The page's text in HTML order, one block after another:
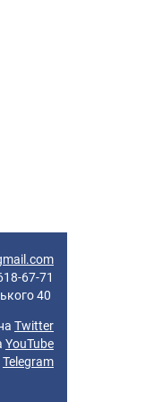
67-71
40
Twitter
YouTube
Telegram